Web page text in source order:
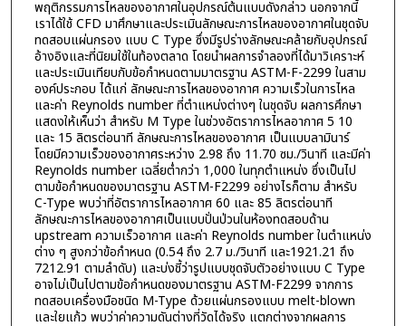
พฤติกรรมการไหลของอากาศในอุปกรณ์ต้นแบบดังกล่าว นอกจากนี้
เราได้ใช้ CFD มาศึกษาและประเมินลักษณะการไหลของอากาศในชุดจับ
ทดสอบแผ่นกรอง แบบ C Type ซึ่งมีรูปร่างลักษณะคล้ายกับอุปกรณ์
อ้างอิงและที่นิยมใช้ในท้องตลาด โดยนำผลการจำลองที่ได้มาวิเคราะห์
และประเมินเทียบกับข้อกำหนดตามมาตรฐาน ASTM-F-2299 ในสาม
องค์ประกอบ ได้แก่ ลักษณะการไหลของอากาศ ความเร็วในการไหล
และค่า Reynolds number ที่ตำแหน่งต่างๆ ในชุดจับ ผลการศึกษา
แสดงให้เห็นว่า สำหรับ M Type ในช่วงอัตราการไหลอากาศ 5 10
และ 15 ลิตรต่อนาที ลักษณะการไหลของอากาศ เป็นแบบลามินาร์
โดยมีความเร็วของอากาศระหว่าง 2.98 ถึง 11.70 ซม./วินาที และมีค่า
Reynolds number เฉลี่ยต่ำกว่า 1,000 ในทุกตำแหน่ง ซึ่งเป็นไป
ตามข้อกำหนดของมาตรฐาน ASTM-F2299 อย่างไรก็ตาม สำหรับ
C-Type พบว่าที่อัตราการไหลอากาศ 60 และ 85 ลิตรต่อนาที
ลักษณะการไหลของอากาศเป็นแบบปั่นป่วนในห้องทดสอบด้าน
upstream ความเร็วอากาศ และค่า Reynolds number ในตำแหน่ง
ต่าง ๆ สูงกว่าข้อกำหนด (0.54 ถึง 2.7 ม./วินาที และ1921.21 ถึง
7212.91 ตามลำดับ) และบ่งชี้ว่ารูปแบบชุดจับตัวอย่างแบบ C Type
อาจไม่เป็นไปตามข้อกำหนดของมาตรฐาน ASTM-F2299 จากการ
ทดสอบเครื่องมือชนิด M-Type ด้วยแผ่นกรองแบบ melt-blown
และใยแก้ว พบว่าค่าความดันต่างที่วัดได้จริง แตกต่างจากผลการ